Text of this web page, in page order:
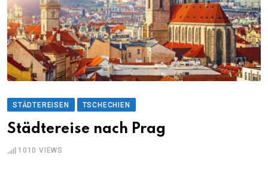
STÄDTEREISEN TSCHECHIEN
Städtereise nach Prag
1010 VIEWS